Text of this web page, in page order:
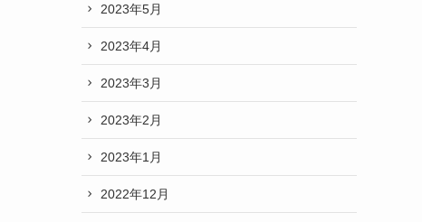
2023年5月
2023年4月
2023年3月
2023年2月
2023年1月
2022年12月